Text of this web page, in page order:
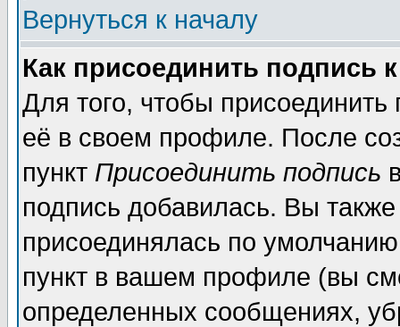
Вернуться к началу
Как присоединить подпись
Для того, чтобы
её в своем профиле. После
пункт Присоединить подпись
подпись добавилась. Вы
присоединялась по
пункт в вашем профиле (вы
определенных сообщениях,